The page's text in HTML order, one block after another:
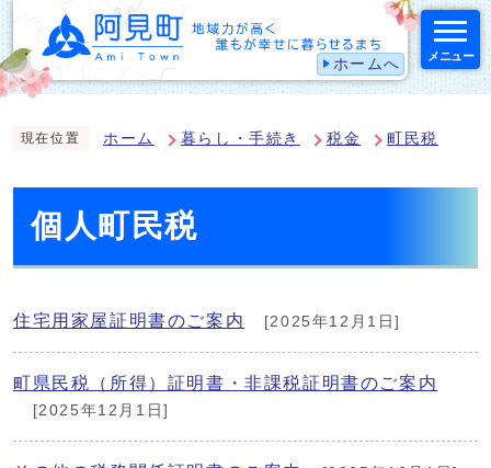
ホームへ メニュー
現在位置 ホーム 暮らし・手続き 税金 町民税
個人町民税
住宅用家屋証明書のご案内 [2025年12月1日]
町県民税（所得）証明書・非課税証明書のご案内
[2025年12月1日]